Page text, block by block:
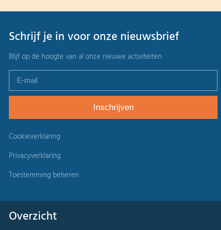
Schrijf je in voor onze nieuwsbrief
Blijf op de hoogte van al onze nieuwe activiteiten
Cookieverklaring
Privacyverklaring
Toestemming beheren
Overzicht